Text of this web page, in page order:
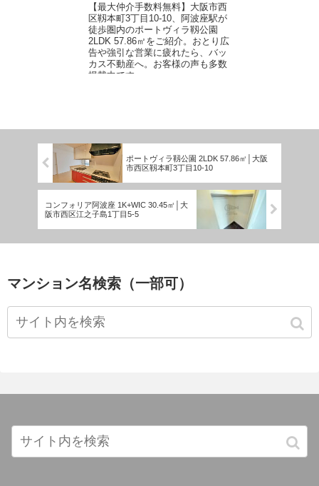
【最大仲介手数料無料】大阪市西
区靱本町3丁目10-10、阿波座駅が
徒歩圏内のポートヴィラ靱公園
2LDK 57.86㎡をご紹介。おとり広
告や強引な営業に疲れたら、バッ
カス不動産へ。お客様の声も多数
掲載中です。
ポートヴィラ靱公園 2LDK 57.86㎡│大阪
市西区靱本町3丁目10-10
コンフォリア阿波座 1K+WIC 30.45㎡│大
阪市西区江之子島1丁目5-5
マンション名検索（一部可）